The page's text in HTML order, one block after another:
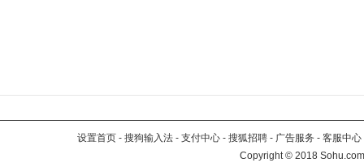
设置首页 - 搜狗输入法 - 支付中心 - 搜狐招聘 - 广告服务 - 客服中心
Copyright©2018